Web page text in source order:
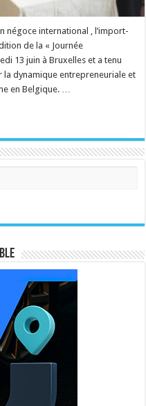
négoce international , l’import-
de la « Journée
13 juin à Bruxelles et a tenu
la dynamique entrepreneuriale et
en Belgique. …